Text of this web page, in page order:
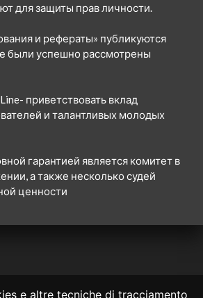
e altre tecniche di tracciamento
для защиты прав личности.
и рефераты» публикуются
были успешно рассмотрены
приветствовать вклад
и талантливых молодых
гарантией является комитет в
а также несколько судей
ценности